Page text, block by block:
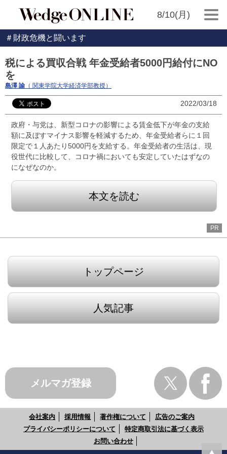
8/10(月)
＃財政危機と闘います
税による買収合戦 年金受給者5000円給付にNO
を
島澤 諭 （ 関東学院大学経済学部教授）
2022/03/18
政府・与党は、新型コロナの影響による賃金低下が年金の支給
額に及ぼすマイナス影響を軽減するため、年金受給者らに１回
限定で１人あたり5000円を支給する。年金受給者の生活は、現
役世代に比較して、コロナ禍においても安定していたはずなの
になぜなのか。
本文を読む
PR
トップページ
人気記事
メルマガ登録
会社案内 採用情報 著作権について
広告のご案内
プライバシーポリシーについて
特定商取引法に基づく表示
お問い合わせ